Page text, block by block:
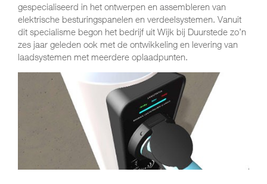
gespecialiseerd in het ontwerpen en assembleren van
elektrische besturingspanelen en verdeelsystemen. Vanuit
dit specialisme begon het bedrijf uit Wijk bij Duurstede zo’n
zes jaar geleden ook met de ontwikkeling en levering van
laadsystemen met meerdere oplaadpunten.